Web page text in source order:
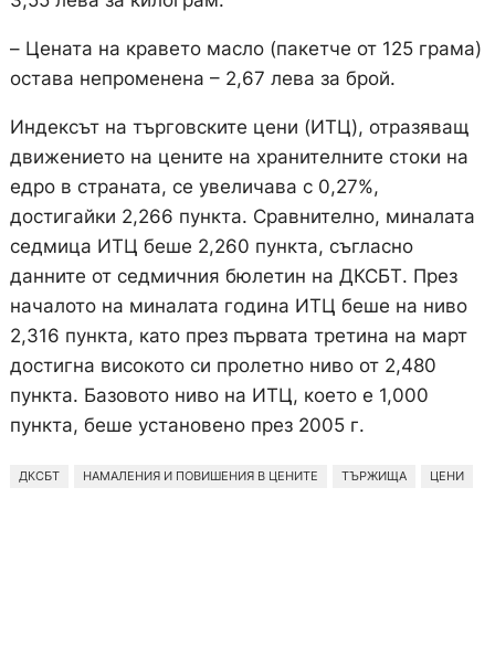
– Цената на кравето масло (пакетче от 125 грама)
остава непроменена – 2,67 лева за брой.
Индексът на търговските цени (ИТЦ), отразяващ
движението на цените на хранителните стоки на
едро в страната, се увеличава с 0,27%,
достигайки 2,266 пункта. Сравнително, миналата
седмица ИТЦ беше 2,260 пункта, съгласно
данните от седмичния бюлетин на ДКСБТ. През
началото на миналата година ИТЦ беше на ниво
2,316 пункта, като през първата третина на март
достигна високото си пролетно ниво от 2,480
пункта. Базовото ниво на ИТЦ, което е 1,000
пункта, беше установено през 2005 г.
ДКСБТ НАМАЛЕНИЯ И ПОВИШЕНИЯ В ЦЕНИТЕ ТЪРЖИЩА ЦЕНИ